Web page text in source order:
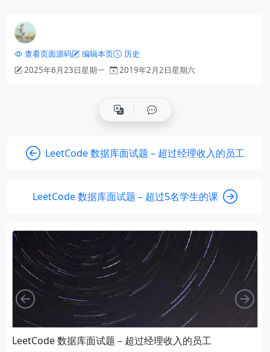
查看页面源码 编辑本页
历史
2025年6月23日星期一
2019年2月2日星期六
LeetCode 数据库面试题 – 超过经理收入的员工
LeetCode 数据库面试题 – 超过5名学生的课
LeetCode 数据库面试题 – 超过经理收入的员工
向左 向